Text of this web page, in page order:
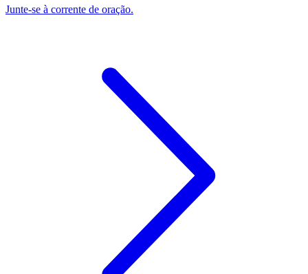
Junte-se à corrente de oração.